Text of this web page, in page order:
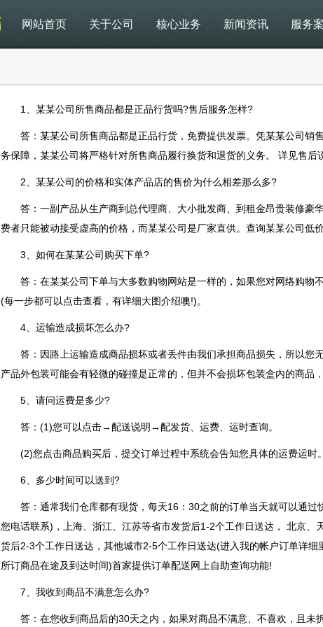
网站首页 关于公司 核心业务 新闻资讯 服务
1、某某公司所售商品都是正品行货吗?售后服务怎样?
答：某某公司所售商品都是正品行货，免费提供发票。凭某某公司销
务保障，某某公司将严格针对所售商品履行换货和退货的义务。 详见售后
2、某某公司的价格和实体产品店的售价为什么相差那么多?
答：一副产品从生产商到总代理商、大小批发商、到租金昂贵装修豪
费者只能被动接受虚高的价格，而某某公司是厂家直供。查询某某公司低
3、如何在某某公司购买下单?
答：在某某公司下单与大多数购物网站是一样的，如果您对网络购物
(每一步都可以点击查看，有详细大图介绍噢!)。
4、运输造成损坏怎么办?
答：因路上运输造成商品损坏或者丢件由我们承担商品损失，所以您
产品外包装可能会有轻微的碰撞是正常的，但并不会损坏包装盒内的商品
5、请问运费是多少?
答：(1)您可以点击→配送说明→配发货、运费、运时查询。
(2)您点击商品购买后，提交订单过程中系统会告知您具体的运费运时。
6、多少时间可以送到?
答：通常我们仓库都有现货，每天16：30之前的订单当天就可以通过
您电话联系)，上海、浙江、江苏等省市发货后1-2个工作日送达， 北京、
货后2-3个工作日送达，其他城市2-5个工作日送达(进入我的帐户订单详细
所订商品在途及到达时间)首家提供订单配送网上自助查询功能!
7、我收到商品不满意怎么办?
答：在您收到商品后的30天之内，如果对商品不满意、不喜欢，且未